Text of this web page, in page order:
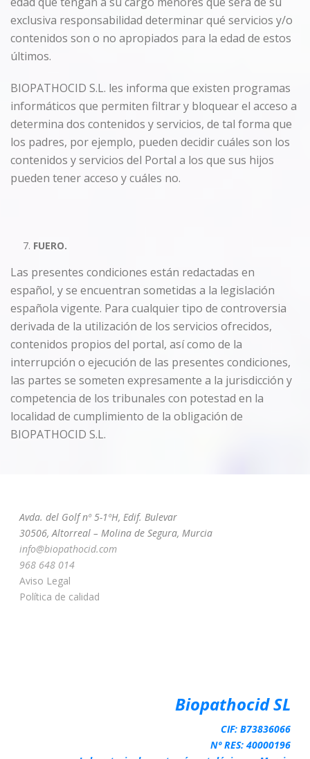
exclusiva responsabilidad determinar qué servicios y/o
contenidos son o no apropiados para la edad de estos
últimos.
BIOPATHOCID S.L. les informa que existen programas
informáticos que permiten filtrar y bloquear el acceso a
determina dos contenidos y servicios, de tal forma que
los padres, por ejemplo, pueden decidir cuáles son los
contenidos y servicios del Portal a los que sus hijos
pueden tener acceso y cuáles no.
FUERO.
Las presentes condiciones están redactadas en
español, y se encuentran sometidas a la legislación
española vigente. Para cualquier tipo de controversia
derivada de la utilización de los servicios ofrecidos,
contenidos propios del portal, así como de la
interrupción o ejecución de las presentes condiciones,
las partes se someten expresamente a la jurisdicción y
competencia de los tribunales con potestad en la
localidad de cumplimiento de la obligación de
BIOPATHOCID S.L.
Avda. del Golf nº 5-1ºH, Edif. Bulevar
30506, Altorreal – Molina de Segura, Murcia
info@biopathocid.com
968 648 014
Aviso Legal
Política de calidad
Biopathocid SL
CIF: B73836066
Nº RES: 40000196